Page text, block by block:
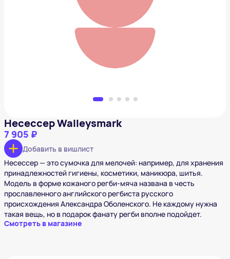
Несессер Walleysmark
Несессер Walleysmark
7 905 ₽
Добавить в вишлист
Несессер — это сумочка для мелочей: например, для хранения
принадлежностей гигиены, косметики, маникюра, шитья.
Модель в форме кожаного регби-мяча названа в честь
прославленного английского регбиста русского
происхождения Александра Оболенского. Не каждому нужна
такая вещь, но в подарок фанату регби вполне подойдет.
Смотреть в магазине